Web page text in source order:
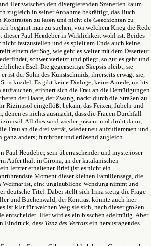
Her zwischen den divergierenden Szenerien kaum
zugleich in seiner Annahme bekräftigt, das Buch
Kontrasten zu lesen und nicht die Geschichten zu
beginnt man zu suchen, von welchem Krieg die Rede
dieser Paul Heudeber in Wirklichkeit wohl ist. Beides
nicht festzustellen und es spielt am Ende auch keine
einem der Sog, wie geht es weiter mit dem Deserteur
schwer verletzt und pflegt, so gut es geht und
Esel. Die gegenseitige Skepsis bleibt, sie
ist der Sohn des Kunstschmids, ihrerseits erwägt sie,
Es gibt keine Dialoge, keine Anrede, nichts.
auftauchen, erinnert sich die Frau an die Demütigungen
der Haare, der Zwang, nackt durch die Straßen zu
Rizinusöl eingeflößt bekam, das Feixen, Jubeln und
denen es nichts ausmacht, dass die Frauen Durchfall
All dies wird wieder präsent und droht dann,
Frau an die drei verrät, wieder neu aufzuflammen und
ganz anders; furchtbar und erlösend zugleich.
Paul Heudeber, sein überraschender und mysteriöser
Aufenthalt in Girona, an der katalanischen
letzter erhaltener Brief (ist es nicht ein
Moment dieser kleinen Familiensaga, die
ist, eine unglaubliche Wendung nimmt und
deutsche Titel. Dabei stellt sich Irina stetig die Frage
und Buchenwald, der Kontrast könnte auch hier
ist klar für welchen Weg sie sich, nach dieser großen
entscheidet. Hier wird es ein bisschen edelmütig. Aber
Eindruck, dass Tanz des Verrats ein herausragendes